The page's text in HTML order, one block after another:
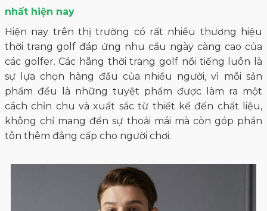
nhất hiện nay
Hiện nay trên thị trường có rất nhiều thương hiệu
thời trang golf đáp ứng nhu cầu ngày càng cao của
các golfer. Các hãng thời trang golf nổi tiếng luôn là
sự lựa chọn hàng đầu của nhiều người, vì mỗi sản
phẩm đều là những tuyệt phẩm được làm ra một
cách chỉn chu và xuất sắc từ thiết kế đến chất liệu,
không chỉ mang đến sự thoải mái mà còn góp phần
tôn thêm đẳng cấp cho người chơi.